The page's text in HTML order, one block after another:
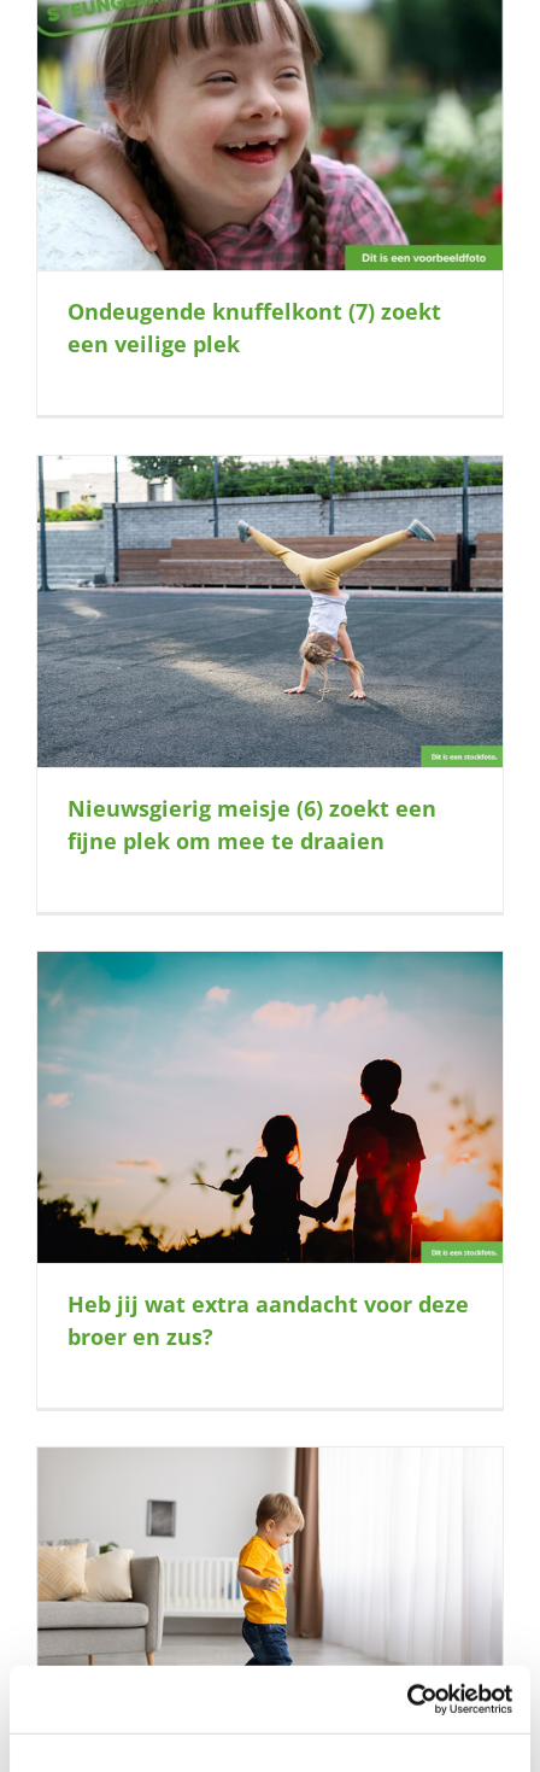
Ondeugende knuffelkont (7) zoekt
een veilige plek
Nieuwsgierig meisje (6) zoekt een
fijne plek om mee te draaien
Heb jij wat extra aandacht voor deze
broer en zus?